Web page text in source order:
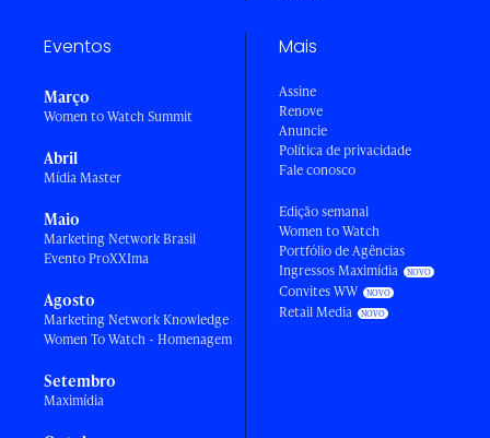
Eventos
Março
Women to Watch Summit
Abril
Mídia Master
Maio
Marketing Network Brasil
Evento ProXXIma
Agosto
Marketing Network Knowledge
Women To Watch - Homenagem
Setembro
Maximídia
Mais
Assine
Renove
Anuncie
Política de privacidade
Fale conosco
Edição semanal
Women to Watch
Portfólio de Agências
Ingressos Maximídia
Convites WW
Retail Media